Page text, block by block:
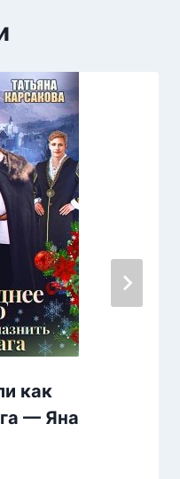
как
— Яна